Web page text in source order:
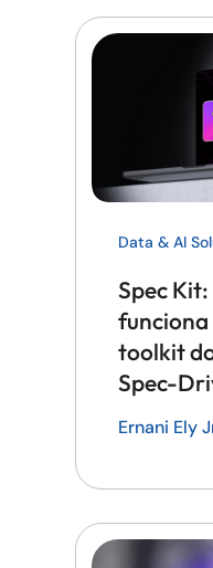
Data & AI
Spec
funciona
toolkit
Spec-
Ernani Ely